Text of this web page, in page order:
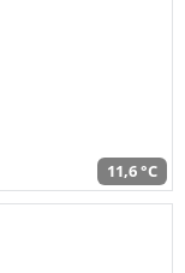
11,6 °C